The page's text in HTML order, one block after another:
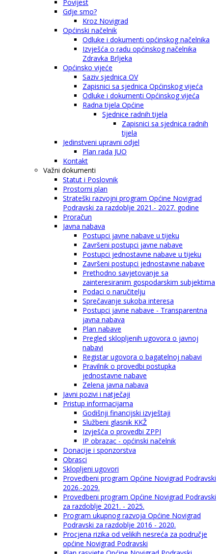
Povijest
Gdje smo?
Kroz Novigrad
Općinski načelnik
Odluke i dokumenti općinskog načelnika
Izvješća o radu općinskog načelnika
Zdravka Brljeka
Općinsko vijeće
Saziv sjednica OV
Zapisnici sa sjednica Općinskog vijeća
Odluke i dokumenti Općinskog vijeća
Radna tijela Općine
Sjednice radnih tijela
Zapisnici sa sjednica radnih
tijela
Jedinstveni upravni odjel
Plan rada JUO
Kontakt
Važni dokumenti
Statut i Poslovnik
Prostorni plan
Strateški razvojni program Općine Novigrad
Podravski za razdoblje 2021.- 2027. godine
Proračun
Javna nabava
Postupci javne nabave u tijeku
Završeni postupci javne nabave
Postupci jednostavne nabave u tijeku
Završeni postupci jednostavne nabave
Prethodno savjetovanje sa
zainteresiranim gospodarskim subjektima
Podaci o naručitelju
Sprečavanje sukoba interesa
Postupci javne nabave - Transparentna
javna nabava
Plan nabave
Pregled sklopljenih ugovora o javnoj
nabavi
Registar ugovora o bagatelnoj nabavi
Pravilnik o provedbi postupka
jednostavne nabave
Zelena javna nabava
Javni pozivi i natječaji
Pristup informacijama
Godišnji financijski izvještaji
Službeni glasnik KKŽ
Izvješća o provedbi ZPPI
IP obrazac - općinski načelnik
Donacije i sponzorstva
Obrasci
Sklopljeni ugovori
Provedbeni program Općine Novigrad Podravski
2026.-2029.
Provedbeni program Općine Novigrad Podravski
za razdoblje 2021. - 2025.
Program ukupnog razvoja Općine Novigrad
Podravski za razdoblje 2016 - 2020.
Procjena rizika od velikih nesreća za područje
općine Novigrad Podravski